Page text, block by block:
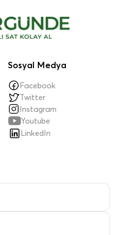
Sosyal Medya
Facebook
Twitter
Instagram
Youtube
LinkedIn